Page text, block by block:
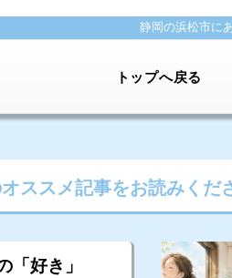
静岡の浜松市に
トップへ戻る
オススメ記事をお読みくだ
「好き」